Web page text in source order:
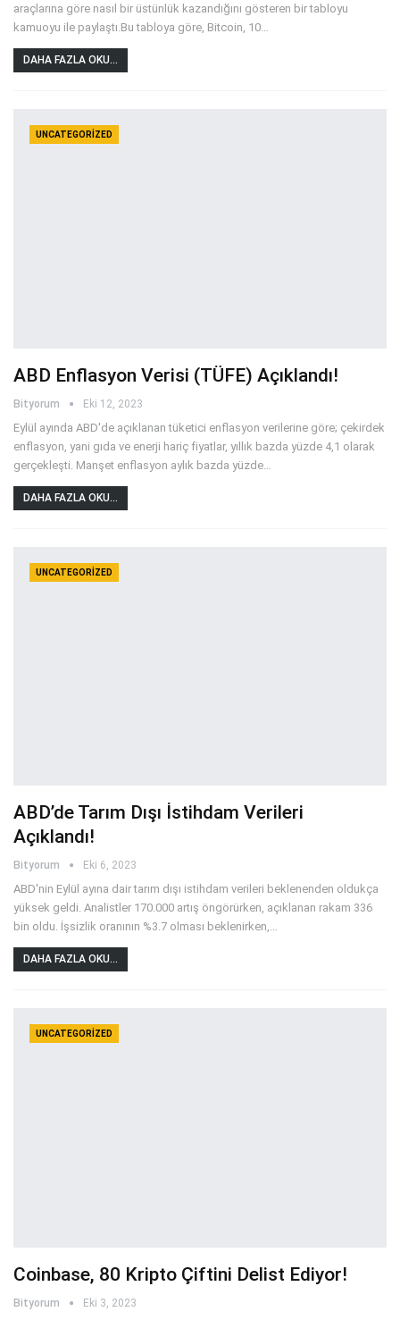
araçlarına göre nasıl bir üstünlük kazandığını gösteren bir tabloyu
kamuoyu ile paylaştı.Bu tabloya göre, Bitcoin, 10…
DAHA FAZLA OKU...
UNCATEGORIZED
ABD Enflasyon Verisi (TÜFE) Açıklandı!
Bityorum Eki 12, 2023
Eylül ayında ABD'de açıklanan tüketici enflasyon verilerine göre; çekirdek
enflasyon, yani gıda ve enerji hariç fiyatlar, yıllık bazda yüzde 4,1 olarak
gerçekleşti. Manşet enflasyon aylık bazda yüzde
DAHA FAZLA OKU...
UNCATEGORIZED
ABD’de Tarım Dışı İstihdam Verileri
Açıklandı!
Bityorum Eki 6, 2023
ABD'nin Eylül ayına dair tarım dışı istihdam verileri beklenenden oldukça
yüksek geldi. Analistler 170.000 artış öngörürken, açıklanan rakam 336
bin oldu. İşsizlik oranının %3.7 olması beklenirken,…
DAHA FAZLA OKU...
UNCATEGORIZED
Coinbase, 80 Kripto Çiftini Delist Ediyor!
Bityorum Eki 3, 2023